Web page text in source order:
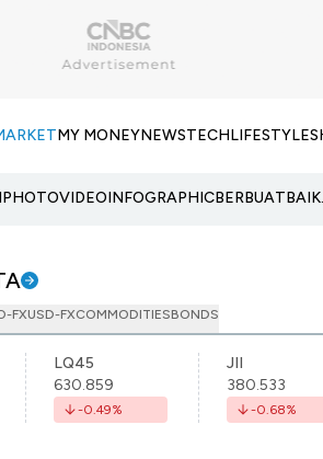
MY MONEYNEWSTECHLIFESTYLE
PHOTOVIDEOINFOGRAPHIC
FXUSD-FXCOMMODITIESBONDS
LQ45
630.859
-0.49%
JII
380.533
-0.68%